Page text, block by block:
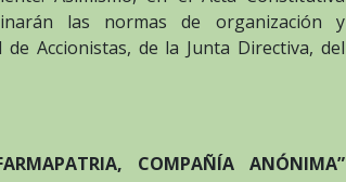
las normas de organización y
Accionistas, de la Junta Directiva, del
COMPAÑÍA ANÓNIMA”